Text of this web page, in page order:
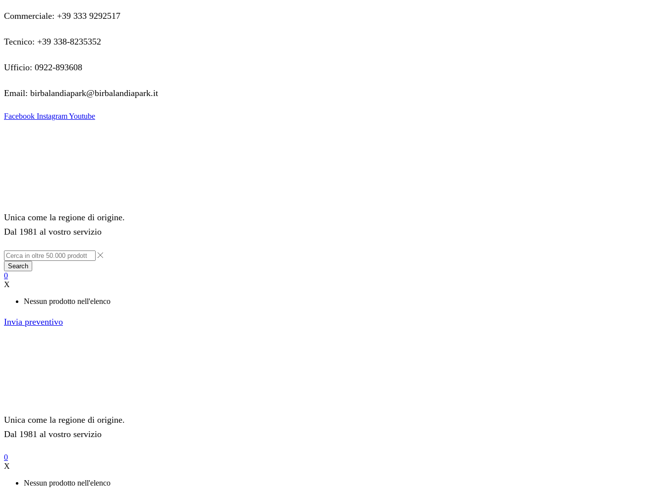
Commerciale: +39 333 9292517
Tecnico: +39 338-8235352
Ufficio: 0922-893608
Email: birbalandiapark@birbalandiapark.it
Facebook InstagramYoutube
Unica come la regione di origine.
Dal 1981 al vostro servizio
Search
0
X
Nessun prodotto nell'elenco
Invia preventivo
Unica come la regione di origine.
Dal 1981 al vostro servizio
0
X
Nessun prodotto nell'elenco